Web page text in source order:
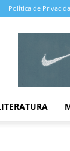
Política de